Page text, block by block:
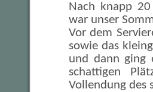
Nach knapp
war unser
Vor dem
sowie das
und dann ging
schattigen
Vollendung des